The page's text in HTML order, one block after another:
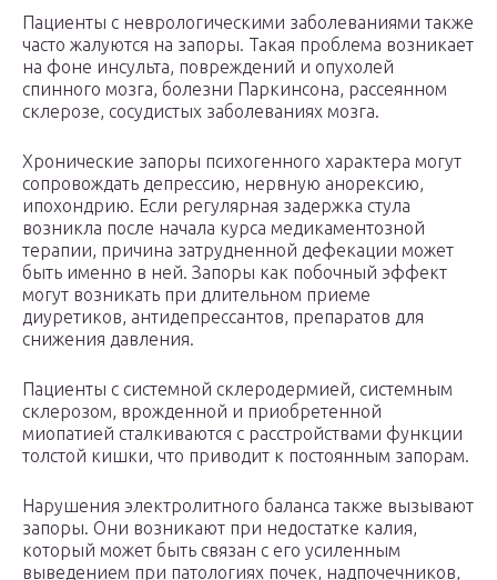
Пациенты с неврологическими заболеваниями также
часто жалуются на запоры. Такая проблема возникает
на фоне инсульта, повреждений и опухолей
спинного мозга, болезни Паркинсона, рассеянном
склерозе, сосудистых заболеваниях мозга.
Хронические запоры психогенного характера могут
сопровождать депрессию, нервную анорексию,
ипохондрию. Если регулярная задержка стула
возникла после начала курса медикаментозной
терапии, причина затрудненной дефекации может
быть именно в ней. Запоры как побочный эффект
могут возникать при длительном приеме
диуретиков, антидепрессантов, препаратов для
снижения давления.
Пациенты с системной склеродермией, системным
склерозом, врожденной и приобретенной
миопатией сталкиваются с расстройствами функции
толстой кишки, что приводит к постоянным запорам.
Нарушения электролитного баланса также вызывают
запоры. Они возникают при недостатке калия,
который может быть связан с его усиленным
выведением при патологиях почек, надпочечников,